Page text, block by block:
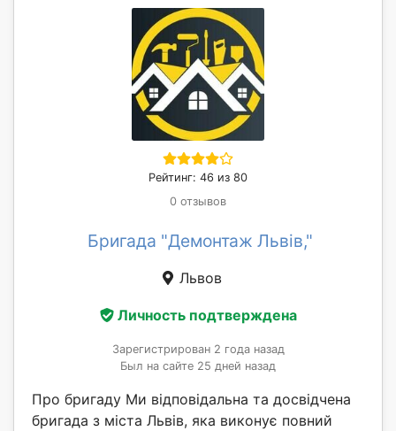
Рейтинг: 46 из 80
0 отзывов
Бригада "Демонтаж Львів,"
Львов
Личность подтверждена
Зарегистрирован 2 года назад
Был на сайте 25 дней назад
Про бригаду Ми відповідальна та досвідчена
бригада з міста Львів, яка виконує повний